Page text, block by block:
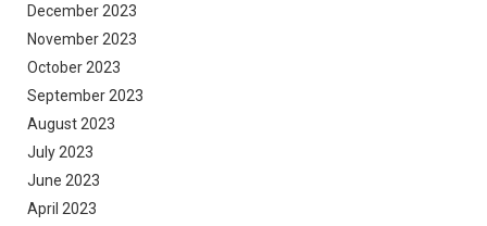
December 2023
November 2023
October 2023
September 2023
August 2023
July 2023
June 2023
April 2023